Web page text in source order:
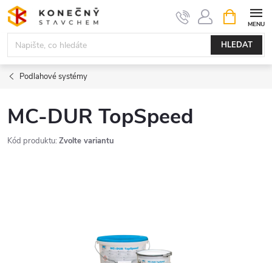
Přejít
na
obsah
HLEDAT
NÁKUPNÍ
KOŠÍK
Podlahové systémy
MC-DUR TopSpeed
Kód produktu: Zvolte variantu